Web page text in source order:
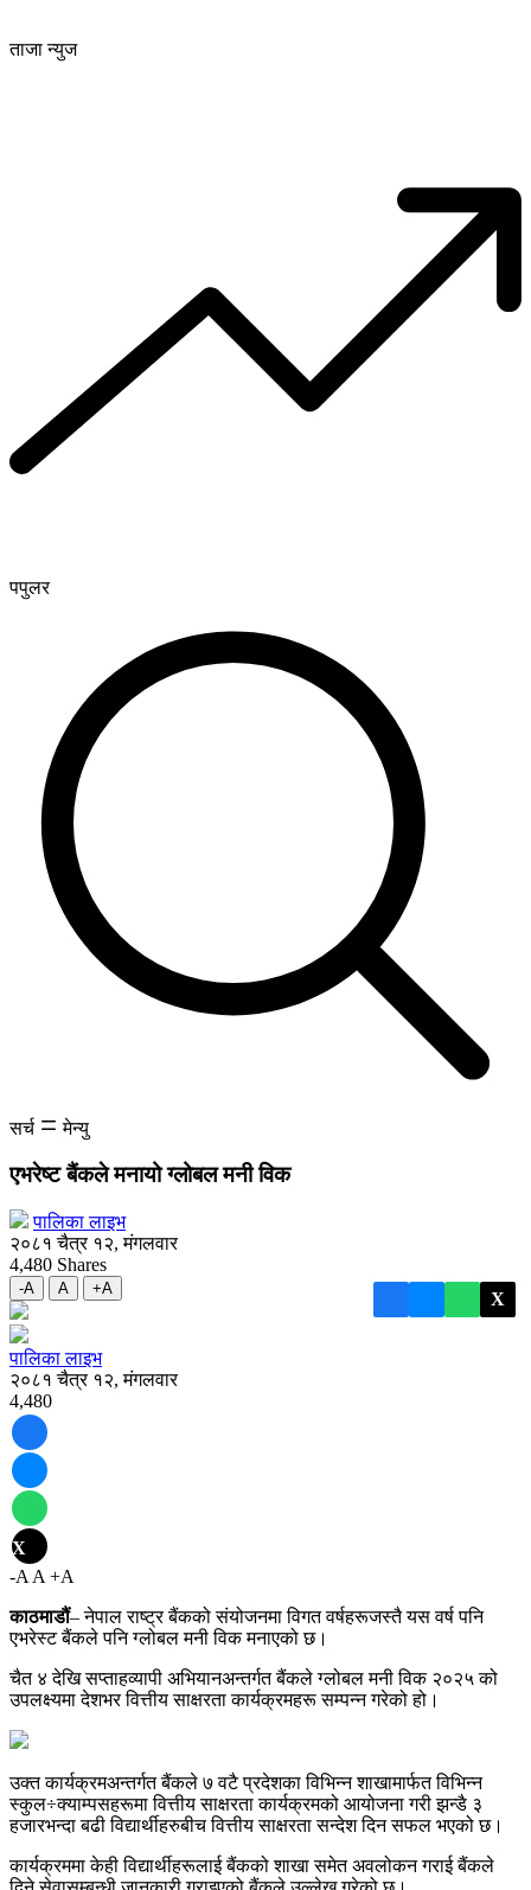
ताजा न्युज
पपुलर
सर्च मेन्यु
एभरेष्ट बैंकले मनायो ग्लोबल मनी विक
पालिका लाइभ
२०८१ चैत्र १२, मंगलवार
4,480 Shares
X
-A A +A
पालिका लाइभ
२०८१ चैत्र १२, मंगलवार
4,480
X
-A A +A
काठमाडौं– नेपाल राष्ट्र बैंकको संयोजनमा विगत वर्षहरूजस्तै यस वर्ष पनि
एभरेस्ट बैंकले पनि ग्लोबल मनी विक मनाएको छ।
चैत ४ देखि सप्ताहव्यापी अभियानअन्तर्गत बैंकले ग्लोबल मनी विक २०२५ को
उपलक्ष्यमा देशभर वित्तीय साक्षरता कार्यक्रमहरू सम्पन्न गरेको हो।
उक्त कार्यक्रमअन्तर्गत बैंकले ७ वटै प्रदेशका विभिन्न शाखामार्फत विभिन्न
स्कुल÷क्याम्पसहरूमा वित्तीय साक्षरता कार्यक्रमको आयोजना गरी झन्डै ३
हजारभन्दा बढी विद्यार्थीहरुबीच वित्तीय साक्षरता सन्देश दिन सफल भएको छ।
कार्यक्रममा केही विद्यार्थीहरूलाई बैंकको शाखा समेत अवलोकन गराई बैंकले